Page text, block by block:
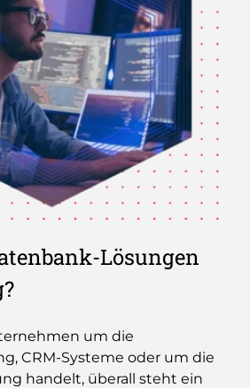
Lösungen
um die
CRM-Systeme oder um die
handelt, überall steht ein